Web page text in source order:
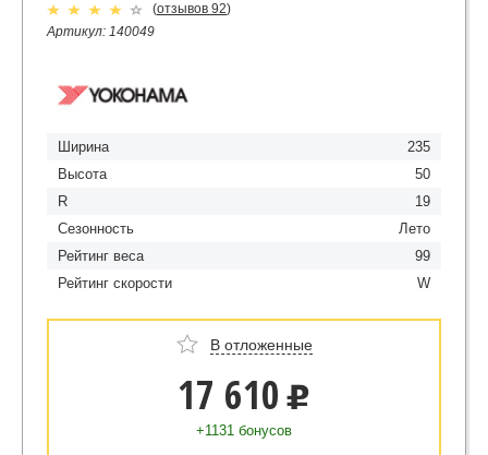
(отзывов 92)
Артикул: 140049
Ширина
235
Высота
50
R
19
Сезонность
Лето
Рейтинг веса
99
Рейтинг скорости
W
В отложенные
17 610 u
+1131 бонусов